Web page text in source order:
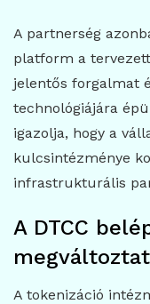
A partnerség
platform a
jelentős forgalmat
technológiájára
igazolja, hogy a
kulcsintézménye
infrastrukturális
A DTCC
A tokenizáció